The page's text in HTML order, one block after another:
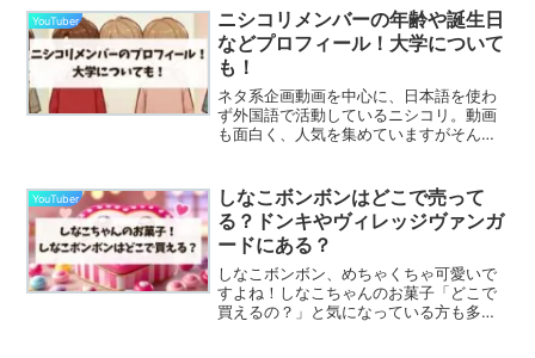
YouTuber
ニシコリメンバーの年齢や誕生日
などプロフィール！大学について
も！
ネタ系企画動画を中心に、日本語を使わ
ず外国語で活動しているニシコリ。動画
も面白く、人気を集めていますがそんな
が多いのではないでしょうか？ニシコリ
メンバーの年齢や誕生日は...
YouTuber
しなこボンボンはどこで売って
る？ドンキやヴィレッジヴァンガ
ードにある？
しなこボンボン、めちゃくちゃ可愛いで
すよね！しなこちゃんのお菓子「どこで
買えるの？」と気になっている方も多い